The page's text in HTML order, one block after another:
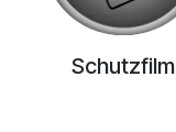
Schutzfilm